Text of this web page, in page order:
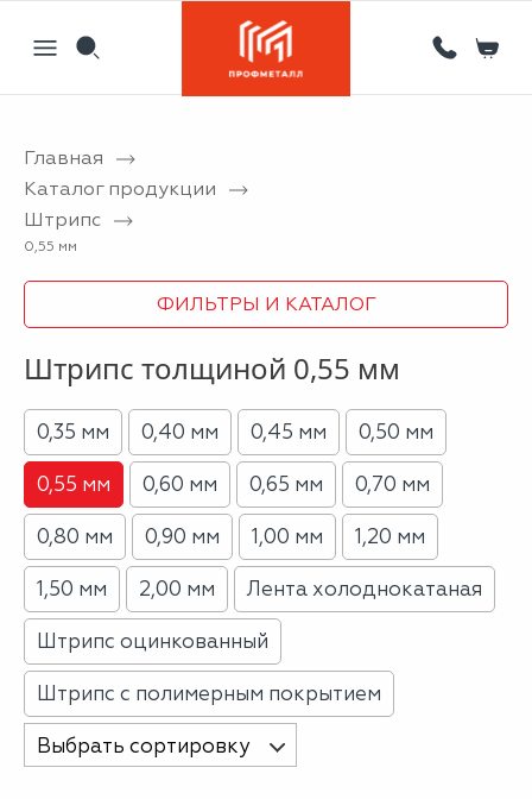
Назад
Партнерам
Вакансии
Информация
Назад
Кровля
Ограждения
Потолки
Двери
Металлоизделия
Назад
Сервисный металлоцентр
Координатная пробивка отверстий в металле
Лазерная резка металла
Порошковая покраска металлических изделий
Проектирование вентилируемых фасадов
Вальцовка листового металла
Назад
Новости
Главная
Каталог продукции
Штрипс
0,55 мм
ФИЛЬТРЫ И КАТАЛОГ
Штрипс толщиной 0,55 мм
0,35 мм 0,40 мм 0,45 мм 0,50 мм
0,55 мм 0,60 мм 0,65 мм 0,70 мм
0,80 мм 0,90 мм 1,00 мм 1,20 мм
1,50 мм 2,00 мм Лента холоднокатаная
Штрипс оцинкованный
Штрипс с полимерным покрытием
Выбрать сортировку